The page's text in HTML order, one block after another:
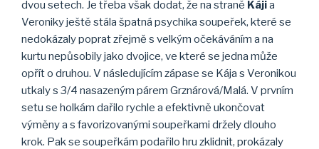
dvou setech. Je třeba však dodat, že na straně Kájia
Veroniky ještě stála špatná psychika soupeřek, které se
nedokázaly poprat zřejmě s velkým očekáváním a na
kurtu nepůsobily jako dvojice, ve které se jedna může
opřít o druhou. V následujícím zápase se Kája s Veronikou
utkaly s 3/4 nasazeným párem Grznárová/Malá. V prvním
setu se holkám dařilo rychle a efektivně ukončovat
výměny a s favorizovanými soupeřkami držely dlouho
krok. Pak se soupeřkám podařilo hru zklidnit, prokázaly